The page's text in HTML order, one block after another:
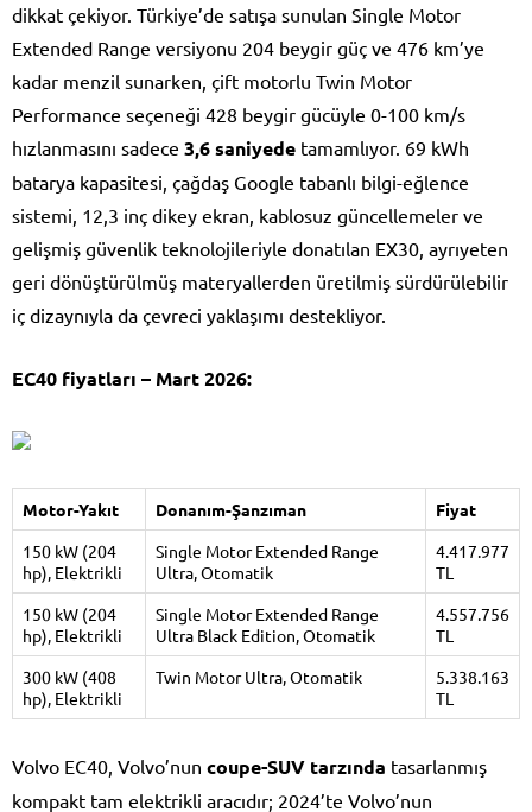
dikkat çekiyor. Türkiye’de satışa sunulan Single Motor
Extended Range versiyonu 204 beygir güç ve 476 km’ye
kadar menzil sunarken, çift motorlu Twin Motor
Performance seçeneği 428 beygir gücüyle 0-100 km/s
hızlanmasını sadece 3,6 saniyede tamamlıyor. 69 kWh
batarya kapasitesi, çağdaş Google tabanlı bilgi-eğlence
sistemi, 12,3 inç dikey ekran, kablosuz güncellemeler ve
gelişmiş güvenlik teknolojileriyle donatılan EX30, ayrıyeten
geri dönüştürülmüş materyallerden üretilmiş sürdürülebilir
iç dizaynıyla da çevreci yaklaşımı destekliyor.
EC40 fiyatları – Mart 2026:
Motor-Yakıt Donanım-Şanzıman
Fiyat
150 kW (204
hp), Elektrikli
Single Motor Extended Range
Ultra, Otomatik
4.417.977
TL
150 kW (204
hp), Elektrikli
Single Motor Extended Range
Ultra Black Edition, Otomatik
4.557.756
TL
300 kW (408
hp), Elektrikli
Twin Motor Ultra, Otomatik
5.338.163
TL
Volvo EC40, Volvo’nun coupe-SUV tarzında tasarlanmış
kompakt tam elektrikli aracıdır; 2024’te Volvo’nun